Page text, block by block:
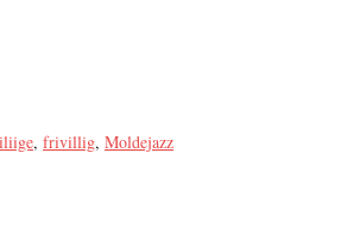
, frivillig, Moldejazz